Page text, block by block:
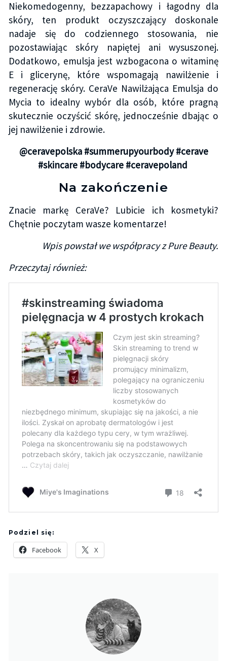
Niekomedogenny, bezzapachowy i łagodny dla
skóry, ten produkt oczyszczający doskonale
nadaje się do codziennego stosowania, nie
pozostawiając skóry napiętej ani wysuszonej.
Dodatkowo, emulsja jest wzbogacona o witaminę
E i glicerynę, które wspomagają nawilżenie i
regenerację skóry. CeraVe Nawilżająca Emulsja do
Mycia to idealny wybór dla osób, które pragną
skutecznie oczyścić skórę, jednocześnie dbając o
jej nawilżenie i zdrowie.
@ceravepolska #summerupyourbody #cerave
#skincare #bodycare #ceravepoland
Na zakończenie
Znacie markę CeraVe? Lubicie ich kosmetyki?
Chętnie poczytam wasze komentarze!
Wpis powstał we współpracy z Pure Beauty.
Przeczytaj również:
Podziel się:
Facebook X